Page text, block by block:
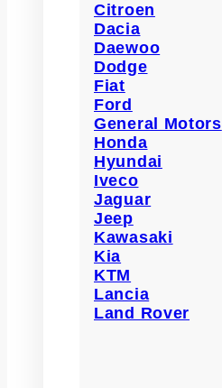
Citroen
Dacia
Daewoo
Dodge
Fiat
Ford
General Motors
Honda
Hyundai
Iveco
Jaguar
Jeep
Kawasaki
Kia
KTM
Lancia
Land Rover